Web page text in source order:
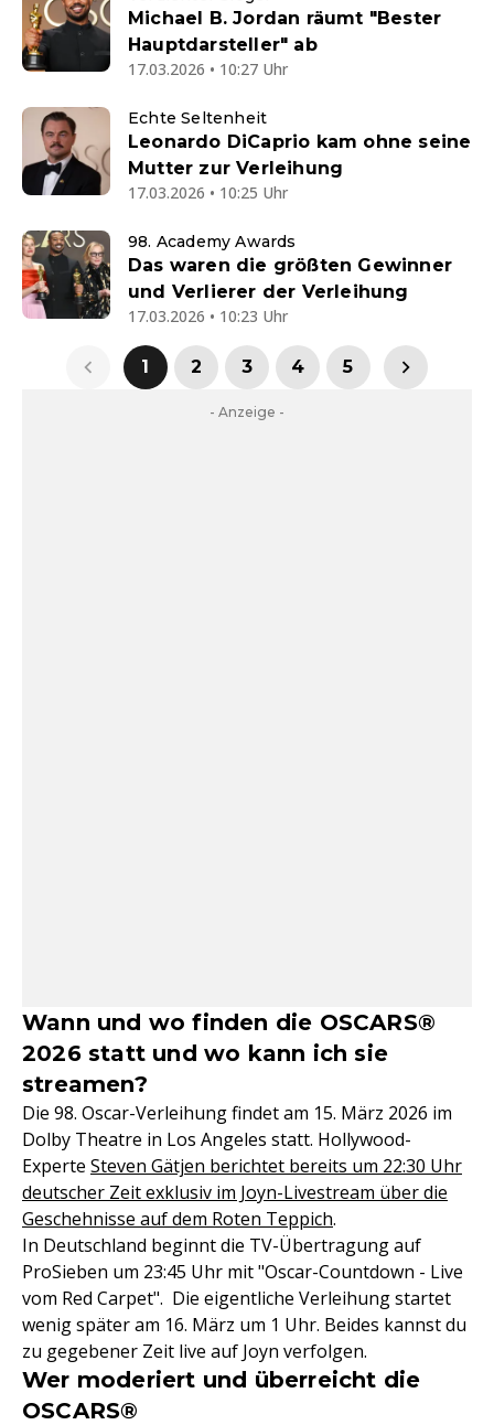
Michael B. Jordan räumt "Bester
Hauptdarsteller" ab
17.03.2026 • 10:27 Uhr
Echte Seltenheit
Leonardo DiCaprio kam ohne seine
Mutter zur Verleihung
17.03.2026 • 10:25 Uhr
98. Academy Awards
Das waren die größten Gewinner
und Verlierer der Verleihung
17.03.2026 • 10:23 Uhr
1 2 3 4 5
- Anzeige -
Wann und wo finden die OSCARS®
2026 statt und wo kann ich sie
streamen?
Die 98. Oscar-Verleihung findet am 15. März 2026 im
Dolby Theatre in Los Angeles statt. Hollywood-
Experte Steven Gätjen berichtet bereits um 22:30 Uhr
deutscher Zeit exklusiv im Joyn-Livestream über die
Geschehnisse auf dem Roten Teppich.
In Deutschland beginnt die TV-Übertragung auf
ProSieben um 23:45 Uhr mit "Oscar-Countdown - Live
vom Red Carpet". Die eigentliche Verleihung startet
wenig später am 16. März um 1 Uhr. Beides kannst du
zu gegebener Zeit live auf Joyn verfolgen.
Wer moderiert und überreicht die
OSCARS®